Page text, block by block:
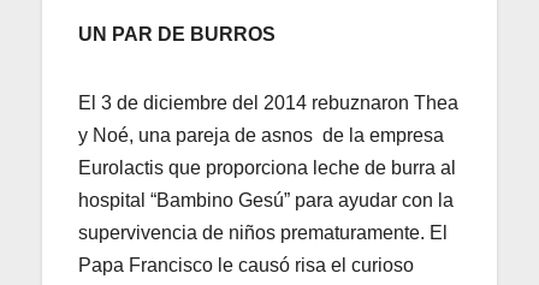
UN PAR DE BURROS
El 3 de diciembre del 2014 rebuznaron Thea
y Noé, una pareja de asnos de la empresa
Eurolactis que proporciona leche de burra al
hospital “Bambino Gesú” para ayudar con la
supervivencia de niños prematuramente. El
Papa Francisco le causó risa el curioso